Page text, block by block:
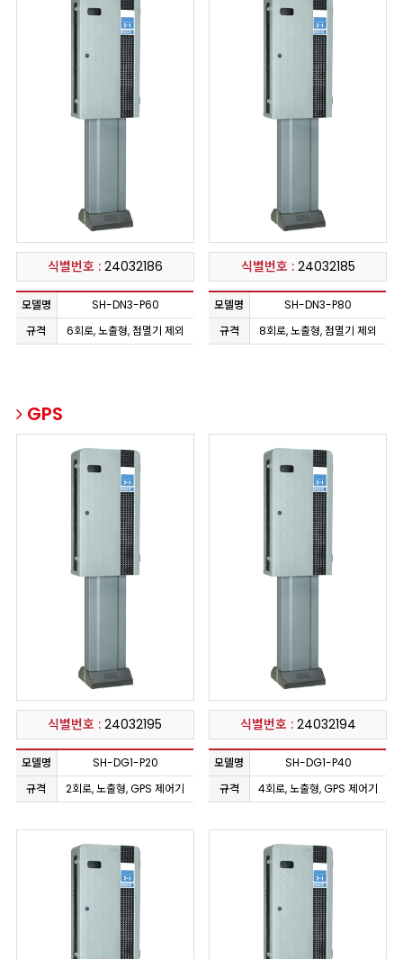
식별번호 :24032186
모델명
SH-DN3-P60
규격
6회로, 노출형, 점멸기 제외
식별번호 :24032185
모델명
SH-DN3-P80
규격
8회로, 노출형, 점멸기 제외
GPS
식별번호 : 24032195
모델명
SH-DG1-P20
규격
2회로, 노출형, GPS 제어기
식별번호 :24032194
모델명
SH-DG1-P40
규격
4회로, 노출형, GPS 제어기